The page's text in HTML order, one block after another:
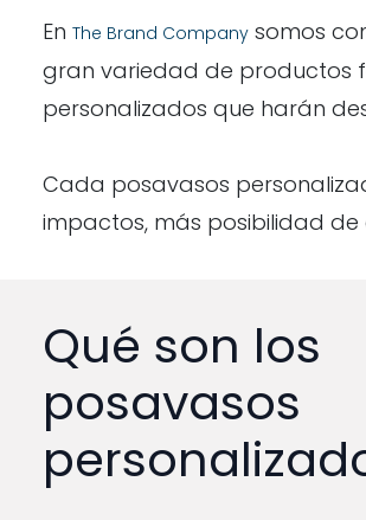
EnThe Brand Company somos
gran variedad de productos
personalizados que harán
Cada posavasos
impactos, más posibilidad
Qué son los
posavasos